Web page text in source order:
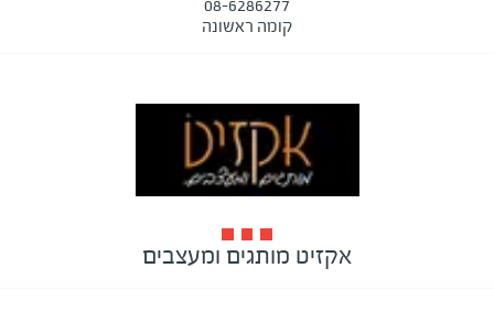
08-6286277
קומה ראשונה
אקזיט מותגים ומעצבים